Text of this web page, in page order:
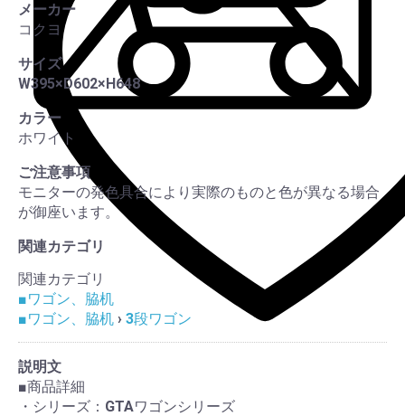
メーカー
コクヨ
サイズ
W395×D602×H648
カラー
ホワイト
ご注意事項
モニターの発色具合により実際のものと色が異なる場合
が御座います。
関連カテゴリ
関連カテゴリ
■ワゴン、脇机
■ワゴン、脇机 › 3段ワゴン
説明文
■商品詳細
・シリーズ：GTAワゴンシリーズ